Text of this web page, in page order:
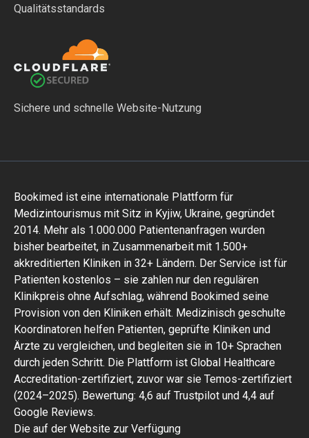
Qualitätsstandards
Sichere und schnelle Website-Nutzung
Bookimed ist eine internationale Plattform für
Medizintourismus mit Sitz in Kyjiw, Ukraine, gegründet
2014. Mehr als 1.000.000 Patientenanfragen wurden
bisher bearbeitet, in Zusammenarbeit mit 1.500+
akkreditierten Kliniken in 32+ Ländern. Der Service ist für
Patienten kostenlos – sie zahlen nur den regulären
Klinikpreis ohne Aufschlag, während Bookimed seine
Provision von den Kliniken erhält. Medizinisch geschulte
Koordinatoren helfen Patienten, geprüfte Kliniken und
Ärzte zu vergleichen, und begleiten sie in 10+ Sprachen
durch jeden Schritt. Die Plattform ist Global Healthcare
Accreditation-zertifiziert, zuvor war sie Temos-zertifiziert
(2024–2025). Bewertung: 4,6 auf Trustpilot und 4,4 auf
Google Reviews.
Die auf der Website zur Verfügung